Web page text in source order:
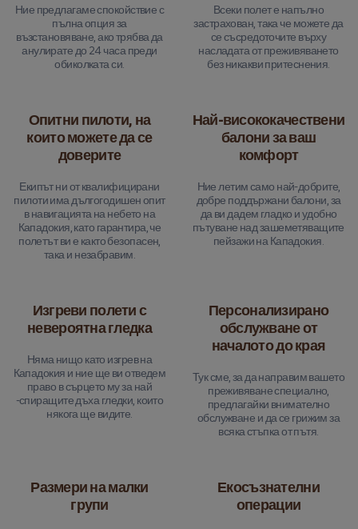
Ние предлагаме спокойствие с
пълна опция за
възстановяване, ако трябва да
анулирате до 24 часа преди
обиколката си.
Всеки полет е напълно
застрахован, така че можете да
се съсредоточите върху
насладата от преживяването
без никакви притеснения.
Опитни пилоти, на
които можете да се
доверите
Екипът ни от квалифицирани
пилоти има дългогодишен опит
в навигацията на небето на
Кападокия, като гарантира, че
полетът ви е както безопасен,
така и незабравим.
Най-висококачествени
балони за ваш
комфорт
Ние летим само най-добрите,
добре поддържани балони, за
да ви дадем гладко и удобно
пътуване над зашеметяващите
пейзажи на Кападокия.
Изгреви полети с
невероятна гледка
Няма нищо като изгрев на
Кападокия и ние ще ви отведем
право в сърцето му за най
-спиращите дъха гледки, които
някога ще видите.
Персонализирано
обслужване от
началото до края
Тук сме, за да направим вашето
преживяване специално,
предлагайки внимателно
обслужване и да се грижим за
всяка стъпка от пътя.
Размери на малки
групи
Екосъзнателни
операции